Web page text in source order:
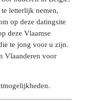
letterlijk nemen,
op deze datingsite
deze Vlaamse
te jong voor u zijn.
Vlaanderen voor